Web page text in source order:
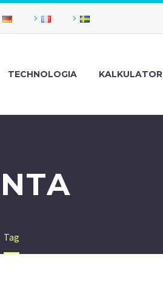
TECHNOLOGIA KALKULATOR
Tag